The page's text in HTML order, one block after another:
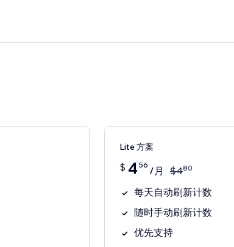
Lite 方案
$ 4 56 /月 $480
每天自动刷新计数
随时手动刷新计数
优先支持